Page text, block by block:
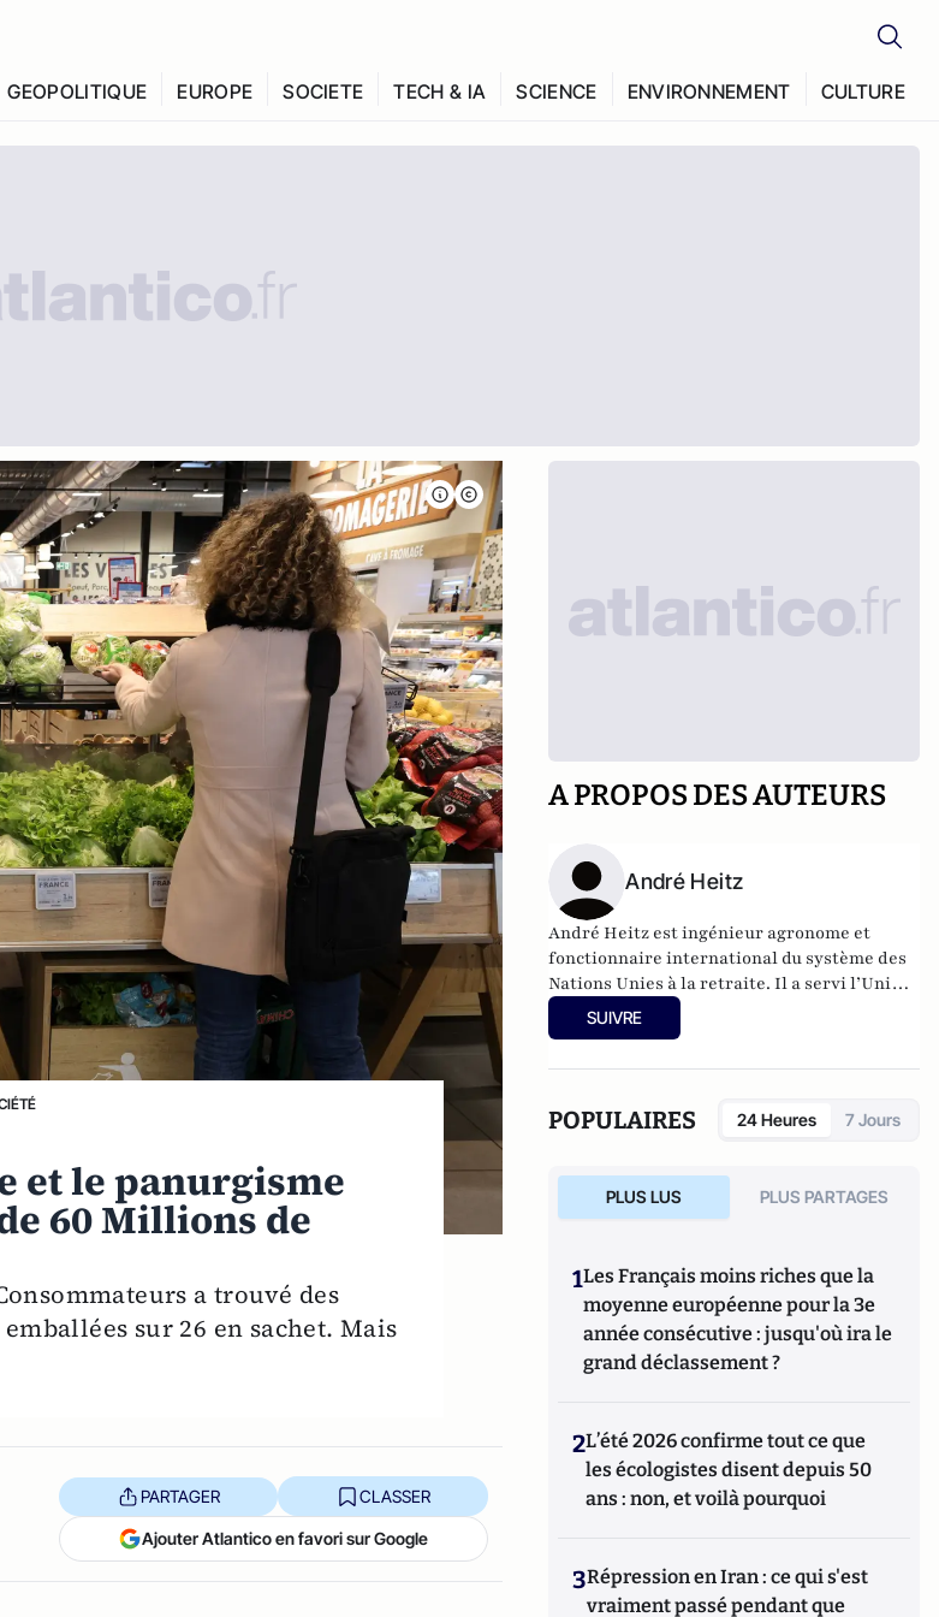
GEOPOLITIQUE EUROPE SOCIETE TECH & IA SCIENCE ENVIRONNEMENT CULTURE
et le panurgisme
60 Millions de
a trouvé des
sur 26 en sachet. Mais
PARTAGER CLASSER
Ajouter Atlantico en favori sur Google
A PROPOS DES AUTEURS
André Heitz
André Heitz est ingénieur agronome et
fonctionnaire international du système des
Nations Unies à la retraite. Il a servi l’Union
internationale pour la protection des
obtentions végétales (UPOV) et
poste, il a été le directeur du Bureau de
coordination de l’OMPI à Bruxelles.
SUIVRE
POPULAIRES 24 Heures 7 Jours
PLUS LUS PLUS PARTAGES
1Les Français moins riches que la
moyenne européenne pour la 3e
année consécutive : jusqu'où ira le
grand déclassement ?
2L’été 2026 confirme tout ce que
les écologistes disent depuis 50
ans : non, et voilà pourquoi
3Répression en Iran : ce qui s'est
vraiment passé pendant que